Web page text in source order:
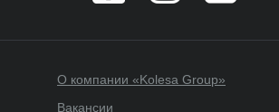
О компании «Kolesa Group»
Вакансии